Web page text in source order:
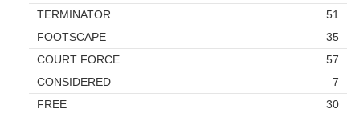
TERMINATOR
51
FOOTSCAPE
35
COURT FORCE
57
CONSIDERED
7
FREE
30